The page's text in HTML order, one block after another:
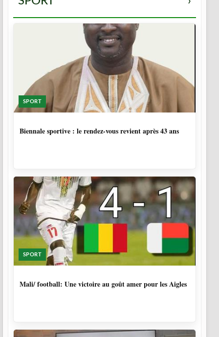
SPORT
Biennale sportive : le rendez-vous revient après 43 ans
SPORT
Mali/ football: Une victoire au goût amer pour les Aigles